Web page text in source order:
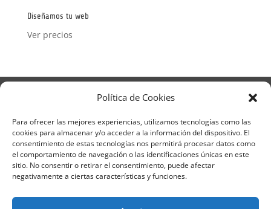
Política de Cookies
Para ofrecer las mejores experiencias, utilizamos tecnologías como las
cookies para almacenar y/o acceder a la información del dispositivo. El
consentimiento de estas tecnologías nos permitirá procesar datos como
el comportamiento de navegación o las identificaciones únicas en este
sitio. No consentir o retirar el consentimiento, puede afectar
negativamente a ciertas características y funciones.
Diseñamos tu web
Ver precios
Aviso Legal
Política de Privacidad
Política de Cookies
Formulario de Datos necesarios para alta
Métodos de pago SEQURA
Métodos de pago
Formulario de Acción Formativa
Formulario de responsabilidad de APPCC